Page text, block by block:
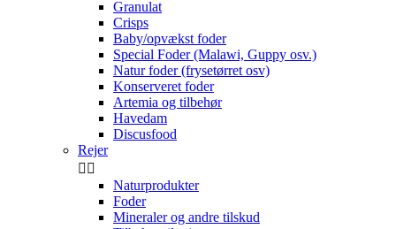
Granulat
Crisps
Baby/opvækst foder
Special Foder (Malawi, Guppy osv.)
Natur foder (frysetørret osv)
Konserveret foder
Artemia og tilbehør
Havedam
Discusfood
Rejer
 
Naturprodukter
Foder
Mineraler og andre tilskud